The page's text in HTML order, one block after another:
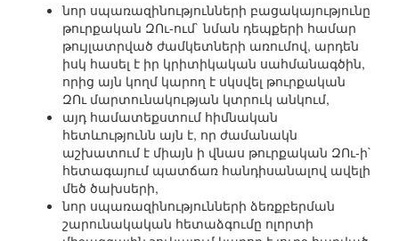
նոր սպառազինությունների բացակայությունը
թուրքական ԶՈւ-ում` նման դեպքերի համար
թույլատրված ժամկետների առումով, արդեն
իսկ հասել է իր կրիտիկական սահմանագծին,
որից այն կողմ կարող է սկսվել թուրքական
ԶՈւ մարտունակության կտրուկ անկում,
այդ համատեքստում հիմնական
հետևությունն այն է, որ ժամանակն
աշխատում է միայն ի վնաս թուրքական ԶՈւ-ի`
հետագայում պատճառ հանդիսանալով ավելի
մեծ ծախսերի,
նոր սպառազինությունների ձեռքբերման
շարունակական հետաձգումը ոլորտի